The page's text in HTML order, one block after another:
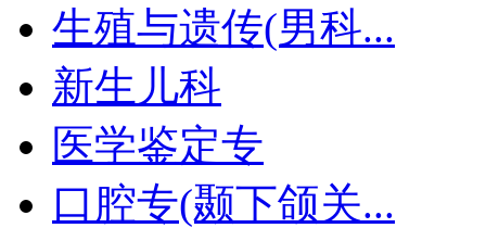
生殖与遗传(男科...
新生儿科
医学鉴定专
口腔专(颞下颌关...